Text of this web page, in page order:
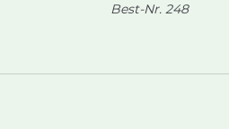
Best-Nr. 248